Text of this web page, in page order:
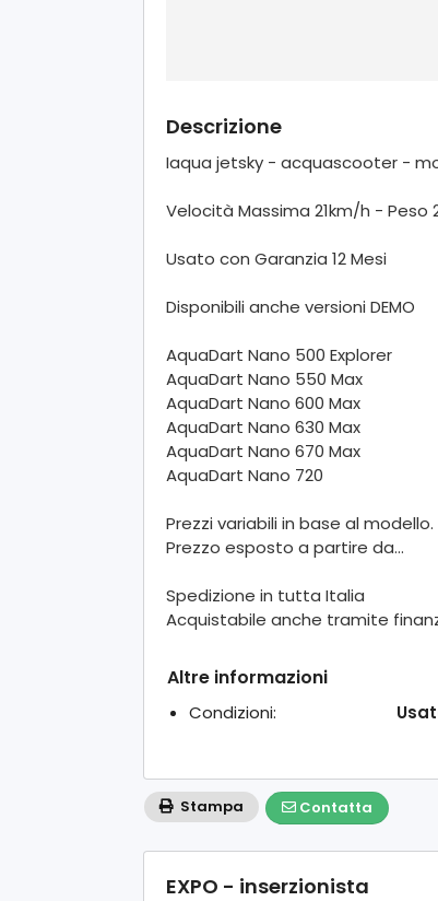
Descrizione
Iaqua jetsky - acquascooter -
Velocità Massima 21km/h - Peso
Usato con Garanzia 12 Mesi
Disponibili anche versioni DEMO
AquaDart Nano 500 Explorer
AquaDart Nano 550 Max
AquaDart Nano 600 Max
AquaDart Nano 630 Max
AquaDart Nano 670 Max
AquaDart Nano 720
Prezzi variabili in base al modello.
Prezzo esposto a partire da...
Spedizione in tutta Italia
Acquistabile anche tramite
Altre informazioni
Condizioni:
Stampa Contatta
EXPO - inserzionista